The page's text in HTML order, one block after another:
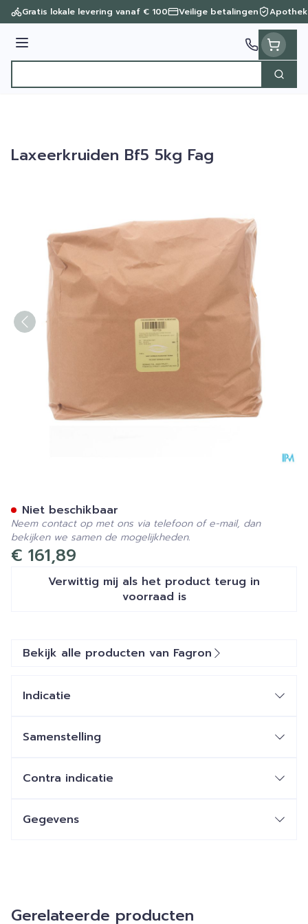
Ga naar de inhoud
Gratis lokale levering vanaf € 100 Veilige betalingen
Menu
Zoek
Laxeerkruiden Bf5 5kg Fag
€ 161,89
Verwittig mij als het product terug in
voorraad is
Niet beschikbaar
Neem contact op met ons via telefoon of e-mail, dan
bekijken we samen de mogelijkheden.
Bekijk alle producten van Fagron
Indicatie
Samenstelling
Contra indicatie
Gegevens
Gerelateerde producten